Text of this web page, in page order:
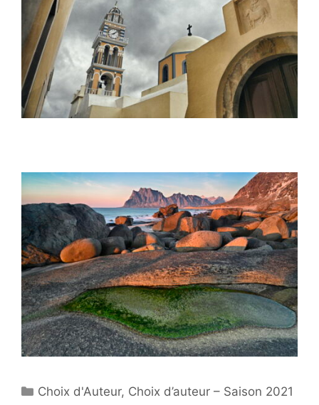
Catégories
Choix d'Auteur, Choix d’auteur – Saison 2021